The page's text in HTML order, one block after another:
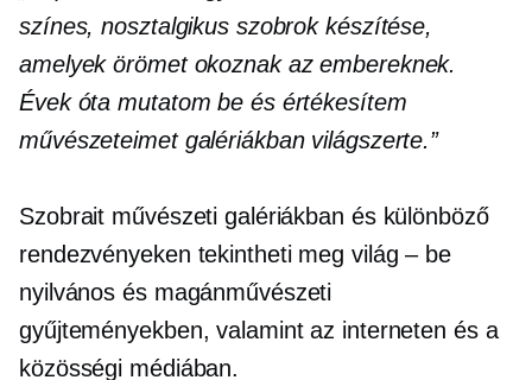
színes, nosztalgikus szobrok készítése,
amelyek örömet okoznak az embereknek.
Évek óta mutatom be és értékesítem
művészeteimet galériákban világszerte.”
Szobrait művészeti galériákban és különböző
rendezvényeken tekintheti meg világ – be
nyilvános és magánművészeti
gyűjteményekben, valamint az interneten és a
közösségi médiában.